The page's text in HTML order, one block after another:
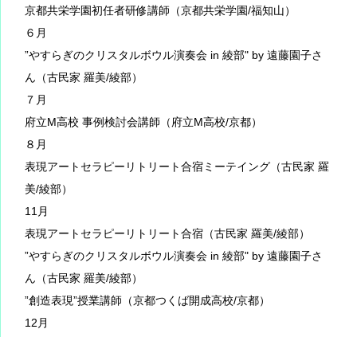
京都共栄学園初任者研修講師（京都共栄学園/福知山）
６月
”やすらぎのクリスタルボウル演奏会 in 綾部" by 遠藤園子さ
ん（古民家 羅美/綾部）
７月
府立M高校 事例検討会講師（府立M高校/京都）
８月
表現アートセラピーリトリート合宿ミーテイング（古民家 羅
美/綾部）
11月
表現アートセラピーリトリート合宿（古民家 羅美/綾部）
”やすらぎのクリスタルボウル演奏会 in 綾部" by 遠藤園子さ
ん（古民家 羅美/綾部）
”創造表現”授業講師（京都つくば開成高校/京都）
12月